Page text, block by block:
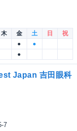
木 金 土 日
祝
●
●
●
Japan 吉田眼科
7